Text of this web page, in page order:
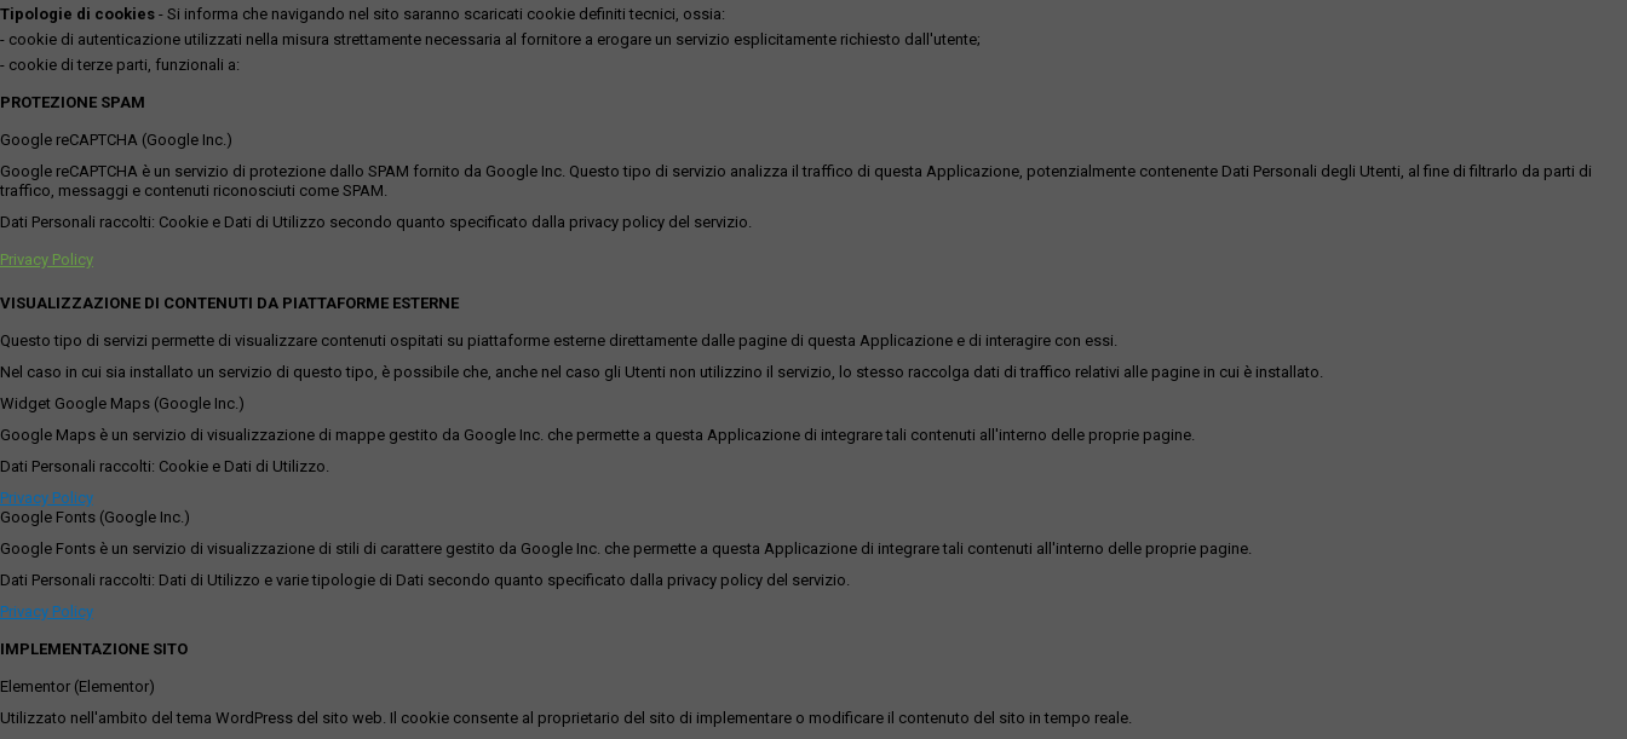
Tipologie di cookies - Si informa che navigando nel sito saranno scaricati cookie definiti tecnici, ossia:
- cookie di autenticazione utilizzati nella misura strettamente necessaria al fornitore a erogare un servizio esplicitamente richiesto dall'utente;
- cookie di terze parti, funzionali a:
PROTEZIONE SPAM
Google reCAPTCHA (Google Inc.)
Google reCAPTCHA è un servizio di protezione dallo SPAM fornito da Google Inc. Questo tipo di servizio analizza il traffico di questa Applicazione, potenzialmente contenente Dati Personali degli Utenti, al fine di filtrarlo da parti di
traffico, messaggi e contenuti riconosciuti come SPAM.
Dati Personali raccolti: Cookie e Dati di Utilizzo secondo quanto specificato dalla privacy policy del servizio.
Privacy Policy
VISUALIZZAZIONE DI CONTENUTI DA PIATTAFORME ESTERNE
Questo tipo di servizi permette di visualizzare contenuti ospitati su piattaforme esterne direttamente dalle pagine di questa Applicazione e di interagire con essi.
Nel caso in cui sia installato un servizio di questo tipo, è possibile che, anche nel caso gli Utenti non utilizzino il servizio, lo stesso raccolga dati di traffico relativi alle pagine in cui è installato.
Widget Google Maps (Google Inc.)
Google Maps è un servizio di visualizzazione di mappe gestito da Google Inc. che permette a questa Applicazione di integrare tali contenuti all'interno delle proprie pagine.
Dati Personali raccolti: Cookie e Dati di Utilizzo.
Privacy Policy
Google Fonts (Google Inc.)
Google Fonts è un servizio di visualizzazione di stili di carattere gestito da Google Inc. che permette a questa Applicazione di integrare tali contenuti all'interno delle proprie pagine.
Dati Personali raccolti: Dati di Utilizzo e varie tipologie di Dati secondo quanto specificato dalla privacy policy del servizio.
Privacy Policy
IMPLEMENTAZIONE SITO
Elementor (Elementor)
Utilizzato nell'ambito del tema WordPress del sito web. Il cookie consente al proprietario del sito di implementare o modificare il contenuto del sito in tempo reale.